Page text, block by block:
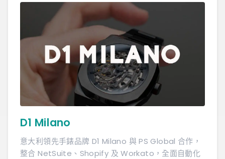
D1 Milano
意大利領先手錶品牌 D1 Milano 與 PS Global 合作，
整合 NetSuite、Shopify 及 Workato，全面自動化